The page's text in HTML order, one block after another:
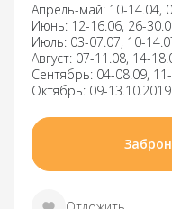
Апрель-май: 10-14.04,
Июнь: 12-16.06, 26-
Июль: 03-07.07, 10-
Август: 07-11.08, 14-
Сентябрь: 04-08.09,
Октябрь: 09-13.10.2019